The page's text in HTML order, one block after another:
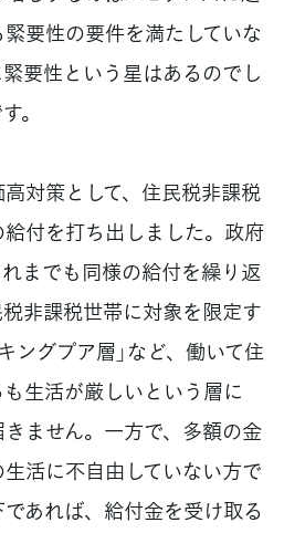
要性の要件を満たしていな
要性という星はあるのでし
。
対策として、住民税非課税
付を打ち出しました。政府
までも同様の給付を繰り返
非課税世帯に対象を限定す
ングプア層」など、働いて住
生活が厳しいという層に
ません。一方で、多額の金
活に不自由していない方で
あれば、給付金を受け取る